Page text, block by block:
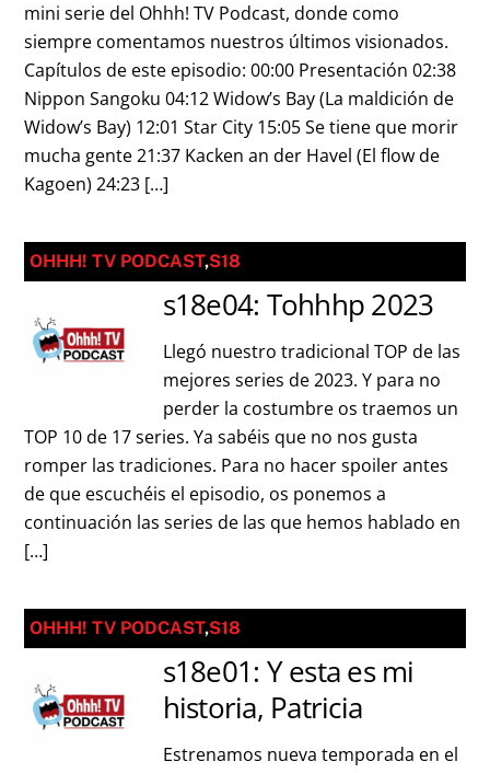
mini serie del Ohhh! TV Podcast, donde como
siempre comentamos nuestros últimos visionados.
Capítulos de este episodio: 00:00 Presentación 02:38
Nippon Sangoku 04:12 Widow’s Bay (La maldición de
Widow’s Bay) 12:01 Star City 15:05 Se tiene que morir
mucha gente 21:37 Kacken an der Havel (El flow de
Kagoen) 24:23 […]
OHHH! TV PODCAST,S18
s18e04: Tohhhp 2023
Llegó nuestro tradicional TOP de las
mejores series de 2023. Y para no
perder la costumbre os traemos un
TOP 10 de 17 series. Ya sabéis que no nos gusta
romper las tradiciones. Para no hacer spoiler antes
de que escuchéis el episodio, os ponemos a
continuación las series de las que hemos hablado en
[…]
OHHH! TV PODCAST,S18
s18e01: Y esta es mi
historia, Patricia
Estrenamos nueva temporada en el